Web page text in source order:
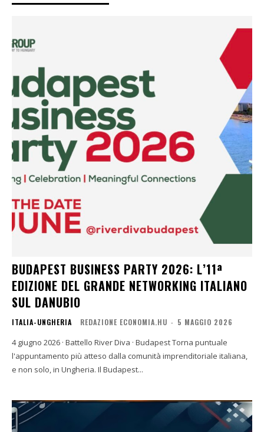
BUDAPEST BUSINESS PARTY 2026: L’11ª
EDIZIONE DEL GRANDE NETWORKING ITALIANO
SUL DANUBIO
ITALIA-UNGHERIA REDAZIONE ECONOMIA.HU - 5 MAGGIO 2026
4 giugno 2026 · Battello River Diva · Budapest Torna puntuale
l'appuntamento più atteso dalla comunità imprenditoriale italiana,
e non solo, in Ungheria. Il Budapest...